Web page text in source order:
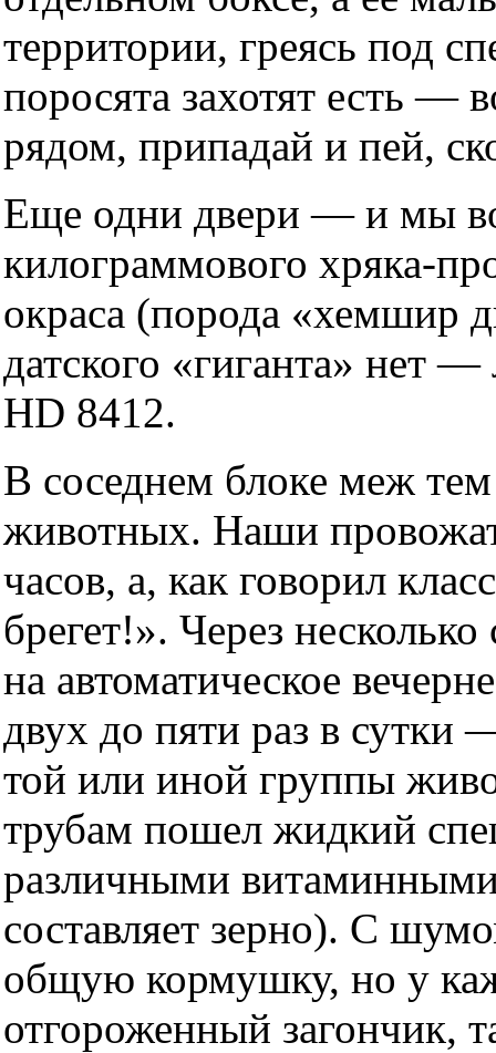
территории, греясь под
поросята захотят есть —
рядом, припадай и пей,
Еще одни двери — и мы
килограммового хряка-
окраса (порода «хемшир
датского «гиганта» нет
HD 8412.
В соседнем блоке меж
животных. Наши
часов, а, как говорил
брегет!». Через
на автоматическое
двух до пяти раз в сутки
той или иной группы
трубам пошел жидкий
различными
составляет зерно). С
общую кормушку, но у
отгороженный загончик,